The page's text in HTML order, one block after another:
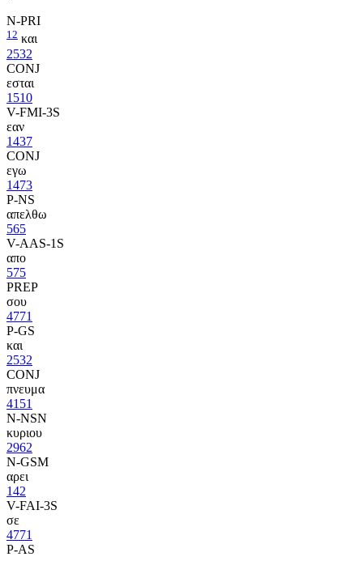
N-PRI
12 και
2532
CONJ
εσται
1510
V-FMI-3S
εαν
1437
CONJ
εγω
1473
P-NS
απελθω
565
V-AAS-1S
απο
575
PREP
σου
4771
P-GS
και
2532
CONJ
πνευμα
4151
N-NSN
κυριου
2962
N-GSM
αρει
142
V-FAI-3S
σε
4771
P-AS